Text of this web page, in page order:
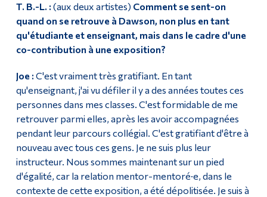
T. B.-L. : (aux deux artistes) Comment se sent-on
quand on se retrouve à Dawson, non plus en tant
qu'étudiante et enseignant, mais dans le cadre d'une
co-contribution à une exposition?
Joe : C'est vraiment très gratifiant. En tant
qu'enseignant, j'ai vu défiler il y a des années toutes ces
personnes dans mes classes. C'est formidable de me
retrouver parmi elles, après les avoir accompagnées
pendant leur parcours collégial. C'est gratifiant d'être à
nouveau avec tous ces gens. Je ne suis plus leur
instructeur. Nous sommes maintenant sur un pied
d'égalité, car la relation mentor-mentoré·e, dans le
contexte de cette exposition, a été dépolitisée. Je suis à